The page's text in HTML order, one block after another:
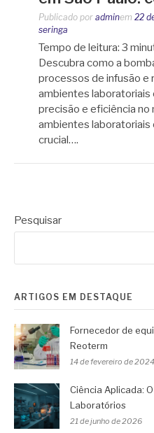
Publicado por adminem 22
seringa
Tempo de leitura: 3
Descubra como a
processos de infusão e
ambientes laboratoriais
precisão e eficiência no
ambientes laboratoriais
crucial….
Pesquisar
ARTIGOS EM DESTAQUE
Fornecedor de
Reoterm
14 de fevereiro de 2024
Ciência Aplicada:
Laboratórios
21 de junho de 2026